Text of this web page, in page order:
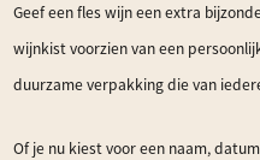
Geef een fles wijn een extra
wijnkist voorzien van een
duurzame verpakking die van
Of je nu kiest voor een naam,